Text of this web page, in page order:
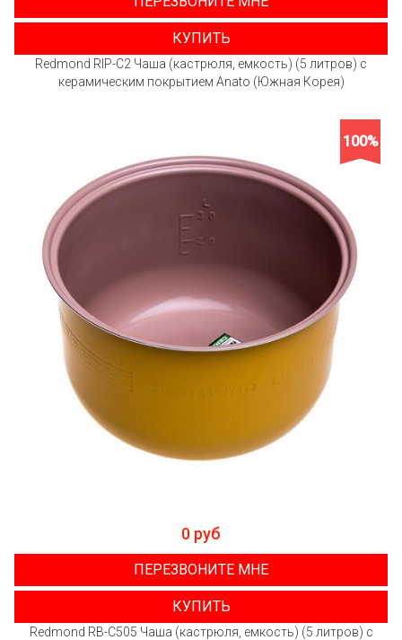
КУПИТЬ
Redmond RIP-C2 Чаша (кастрюля, емкость) (5 литров) с
керамическим покрытием Anato (Южная Корея)
100%
0 руб
ПЕРЕЗВОНИТЕ МНЕ
КУПИТЬ
Redmond RB-C505 Чаша (кастрюля, емкость) (5 литров) с